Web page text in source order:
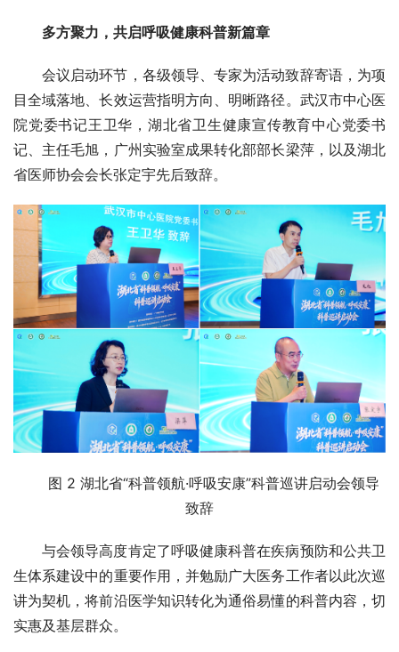
多方聚力，共启呼吸健康科普新篇章
会议启动环节，各级领导、专家为活动致辞寄语，为项
目全域落地、长效运营指明方向、明晰路径。武汉市中心医
院党委书记王卫华，湖北省卫生健康宣传教育中心党委书
记、主任毛旭，广州实验室成果转化部部长梁萍，以及湖北
省医师协会会长张定宇先后致辞。
图 2 湖北省“科普领航·呼吸安康”科普巡讲启动会领导
致辞
与会领导高度肯定了呼吸健康科普在疾病预防和公共卫
生体系建设中的重要作用，并勉励广大医务工作者以此次巡
讲为契机，将前沿医学知识转化为通俗易懂的科普内容，切
实惠及基层群众。